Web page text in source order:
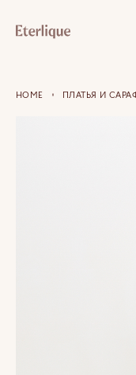
HOME ПЛАТЬЯ И